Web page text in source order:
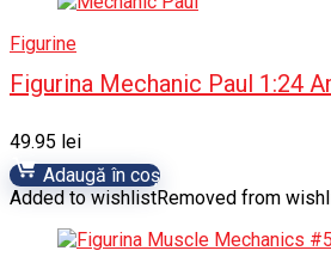
Figurine
Figurina Mechanic Paul 1:24
49.95 lei
Adaugă în coș
Added to wishlistRemoved from